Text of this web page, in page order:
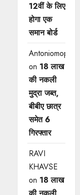
12वीं ​के लिए
होगा एक
समान बोर्ड
Antoniomop
on 18 लाख
की नकली
मुद्रा जब्त,
बीबीए छात्र
समेत 6
गिरफ्तार
RAVI
KHAVSE
on 18 लाख